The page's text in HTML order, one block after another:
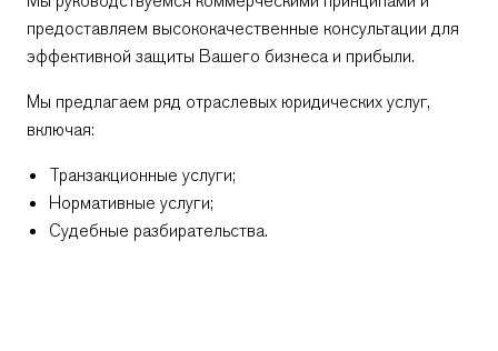
предоставляем высококачественные консультации для
эффективной защиты Вашего бизнеса и прибыли.
Мы предлагаем ряд отраслевых юридических услуг,
включая:
Транзакционные услуги;
Нормативные услуги;
Судебные разбирательства.